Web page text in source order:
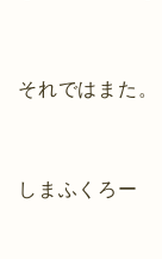
それではまた。
しまふくろー